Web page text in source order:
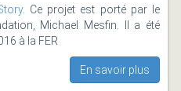
. Ce projet est porté par le
Michael Mesfin. Il a été
à la FER
En savoir plus